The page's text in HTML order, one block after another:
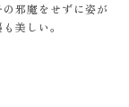
邪魔をせずに姿が
美しい。